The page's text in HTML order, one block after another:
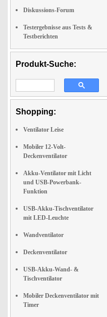
Diskussions-Forum
Testergebnisse aus Tests &
Testberichten
Produkt-Suche:
Shopping:
Ventilator Leise
Mobiler 12-Volt-
Deckenventilator
Akku-Ventilator mit Licht
und USB-Powerbank-
Funktion
USB-Akku-Tischventilator
mit LED-Leuchte
Wandventilator
Deckenventilator
USB-Akku-Wand- &
Tischventilator
Mobiler Deckenventilator mit
Timer